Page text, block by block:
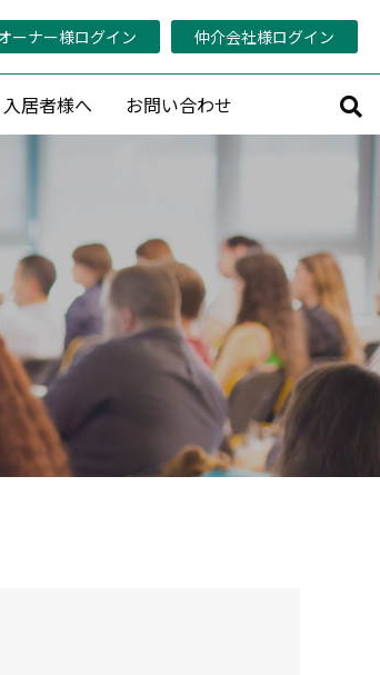
ーナー様ログイン 仲介会社様ログイン
当社の稼働率の考え方
管理オーナー様専用ページ
認定管理会社「AMO®」
メールマガジン会員募集
賃料査定・売却査定・購入相談
収益物件売買情報リクエスト
入居者様へ お問い合わせ